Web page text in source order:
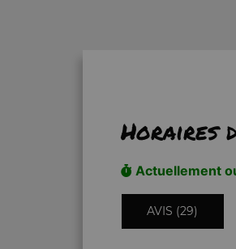
Horaires
Actuellement
AVIS (29)